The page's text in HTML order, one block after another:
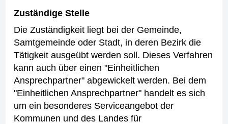
Zuständige Stelle
Die Zuständigkeit liegt bei der Gemeinde,
Samtgemeinde oder Stadt, in deren Bezirk die
Tätigkeit ausgeübt werden soll. Dieses Verfahren
kann auch über einen "Einheitlichen
Ansprechpartner" abgewickelt werden. Bei dem
"Einheitlichen Ansprechpartner" handelt es sich
um ein besonderes Serviceangebot der
Kommunen und des Landes für